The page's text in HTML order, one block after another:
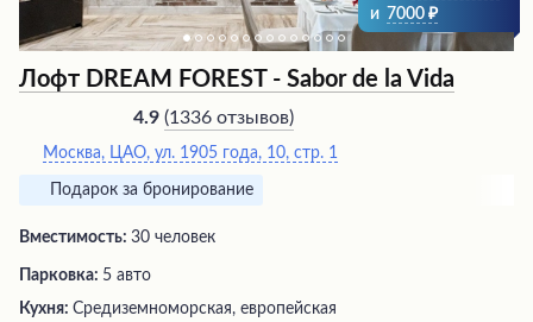
и 7000
Лофт DREAM FOREST - Sabor de la Vida
4.9 (1336 отзывов)
Москва, ЦАО, ул. 1905 года, 10, стр. 1
Подарок за бронирование
Вместимость: 30 человек
Парковка: 5 авто
Кухня: Средиземноморская, европейская